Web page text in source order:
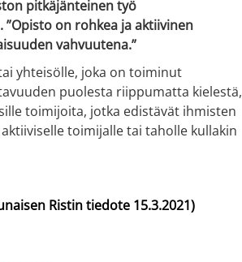
pitkäjänteinen työ
on rohkea ja aktiivinen
vahvuutena.”
yhteisölle, joka on toiminut
puolesta riippumatta kielestä,
toimijoita, jotka edistävät ihmisten
toimijalle tai taholle kullakin
Ristin tiedote 15.3.2021)